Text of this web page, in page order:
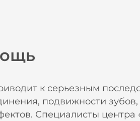
к серьезным
подвижности зубов,
Специалисты центра